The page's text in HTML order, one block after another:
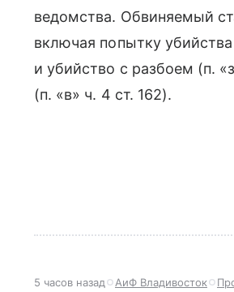
ведомства. Обвиняемый
включая попытку
и убийство с разбоем (п.
(п. «в» ч. 4 ст. 162).
5 часов назад АиФ Владивосток